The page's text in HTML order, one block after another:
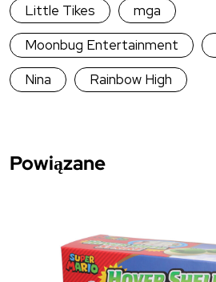
Little Tikes
mga
Moonbug Entertainment
Nina
Rainbow High
Powiązane